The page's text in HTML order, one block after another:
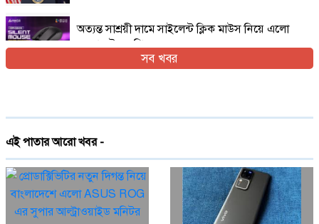
অত্যন্ত সাশ্রয়ী দামে সাইলেন্ট ক্লিক মাউস নিয়ে এলো
এফোরটেক ওপি-৫৫০এস
চালু
গ্লোবাল ব্র্যান্ড পিএলসি নিয়ে এলো লেনোভো ঈদ
ফেস্টিভাল অফার
সব খবর
এই পাতার আরো খবর -